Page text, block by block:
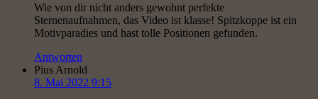
Wie von dir nicht anders gewohnt perfekte
Sternenaufnahmen, das Video ist klasse! Spitzkoppe ist ein
Motivparadies und hast tolle Positionen gefunden.
Antworten
Pius Arnold
8. Mai 2022 9:15